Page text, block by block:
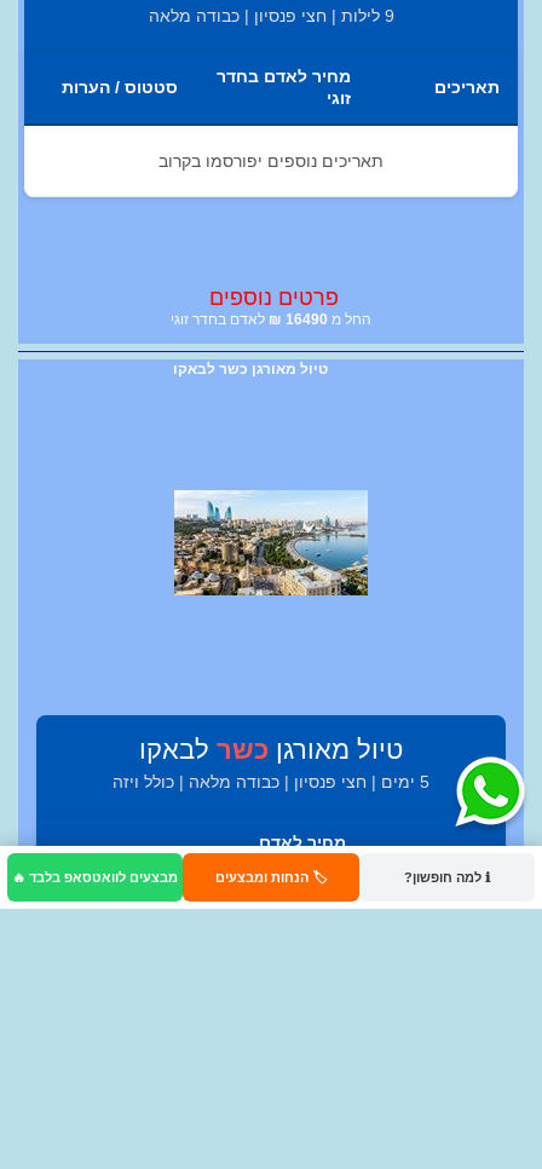
ℹ️ למה חופשון? 🏷️ הנחות ומבצעים מבצעים לוואטסאפ בלבד 🔥
9 לילות | חצי פנסיון | כבודה מלאה
תאריכים
מחיר לאדם בחדר
זוגי
סטטוס / הערות
תאריכים נוספים יפורסמו בקרוב
פרטים נוספים
החל מ 16490
₪ לאדם בחדר זוגי
טיול מאורגן כשר לבאקו
טיול מאורגן כשר לבאקו
5 ימים | חצי פנסיון | כבודה מלאה | כולל ויזה
מחיר לאדם
סטטוס / הערות